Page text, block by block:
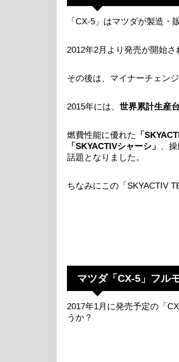
「CX-5」はマツダが製造・
2012年2月より発売が開始さ
その後は、マイナーチェン
2015年には、 世界累計生産
燃費性能に優れた 「
「SKYACTIVシャーシ」 、
話題となりました。
ちなみにこの「SKYACTIV
マツダ「CX-5」フル
2017年1月に発売予定の「
うか？